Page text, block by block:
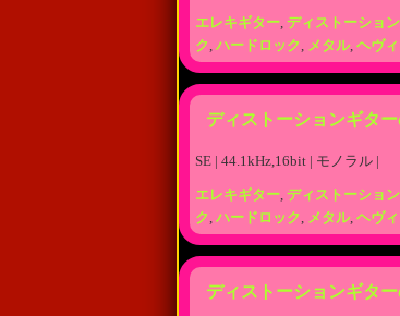
エレキギター, ディストーショ
ク, ハードロック, メタル, ヘヴ
ディストーションギタ
SE | 44.1kHz,16bit | モノラル |
エレキギター, ディストーショ
ク, ハードロック, メタル, ヘヴ
ディストーションギタ